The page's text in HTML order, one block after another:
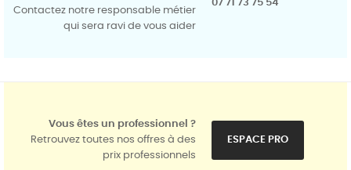
Contactez notre responsable métier
qui sera ravi de vous aider
07 71 73 75 54
Vous êtes un professionnel ?
Retrouvez toutes nos offres à des
prix professionnels
ESPACE PRO